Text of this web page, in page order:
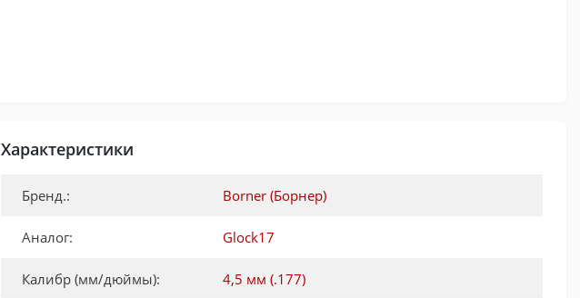
Характеристики
Бренд.: Borner (Борнер)
Аналог: Glock17
Калибр (мм/дюймы): 4,5 мм (.177)